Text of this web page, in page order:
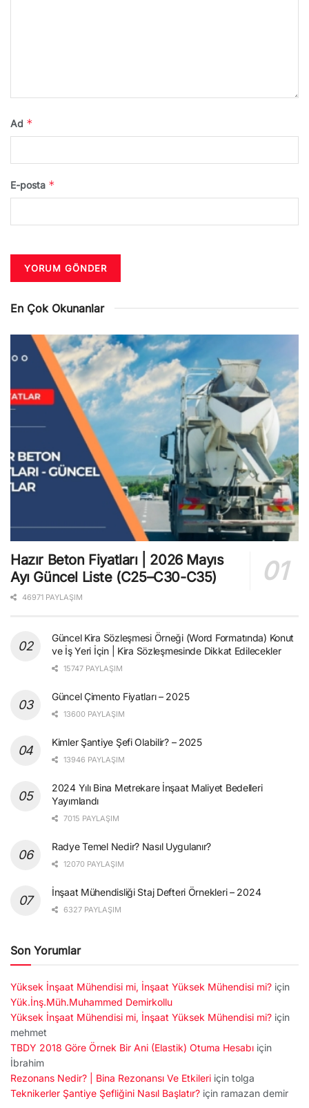
Ad *
E-posta *
En Çok Okunanlar
Hazır Beton Fiyatları | 2026 Mayıs
Ayı Güncel Liste (C25–C30-C35)
46971 PAYLAŞIM
Güncel Kira Sözleşmesi Örneği (Word Formatında) Konut
ve İş Yeri İçin | Kira Sözleşmesinde Dikkat Edilecekler
15747 PAYLAŞIM
Güncel Çimento Fiyatları – 2025
13600 PAYLAŞIM
Kimler Şantiye Şefi Olabilir? – 2025
13946 PAYLAŞIM
2024 Yılı Bina Metrekare İnşaat Maliyet Bedelleri
Yayımlandı
7015 PAYLAŞIM
Radye Temel Nedir? Nasıl Uygulanır?
12070 PAYLAŞIM
İnşaat Mühendisliği Staj Defteri Örnekleri – 2024
6327 PAYLAŞIM
Son Yorumlar
Yüksek İnşaat Mühendisi mi, İnşaat Yüksek Mühendisi mi? için
Yük.İnş.Müh.Muhammed Demirkollu
Yüksek İnşaat Mühendisi mi, İnşaat Yüksek Mühendisi mi? için
mehmet
TBDY 2018 Göre Örnek Bir Ani (Elastik) Otuma Hesabı için
İbrahim
Rezonans Nedir? | Bina Rezonansı Ve Etkileri için tolga
Teknikerler Şantiye Şefliğini Nasıl Başlatır? için ramazan demir